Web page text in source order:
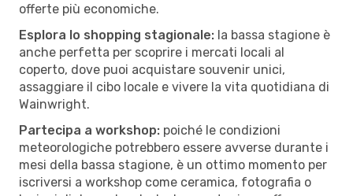
offerte più economiche.
Esplora lo shopping stagionale: la bassa stagione è
anche perfetta per scoprire i mercati locali al
coperto, dove puoi acquistare souvenir unici,
assaggiare il cibo locale e vivere la vita quotidiana di
Wainwright.
Partecipa a workshop: poiché le condizioni
meteorologiche potrebbero essere avverse durante i
mesi della bassa stagione, è un ottimo momento per
iscriversi a workshop come ceramica, fotografia o